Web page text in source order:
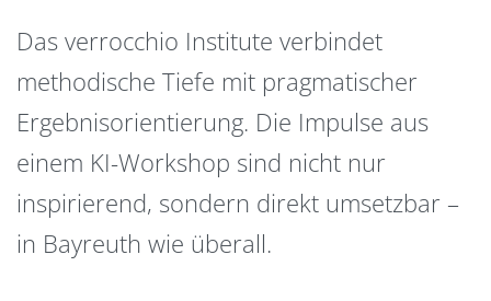
Das verrocchio Institute verbindet
methodische Tiefe mit pragmatischer
Ergebnisorientierung. Die Impulse aus
einem KI-Workshop sind nicht nur
inspirierend, sondern direkt umsetzbar –
in Bayreuth wie überall.